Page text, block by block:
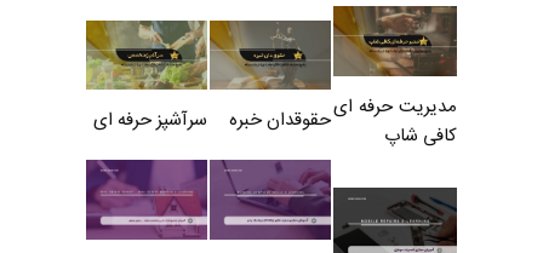
مدیریت حرفه ای
کافی شاپ
حقوقدان خبره سرآشپز حرفه ای